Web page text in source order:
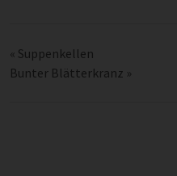
« Suppenkellen
Bunter Blätterkranz »